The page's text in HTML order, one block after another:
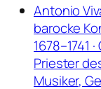
Antonio
barocke
1678–1741
Priester
Musiker,